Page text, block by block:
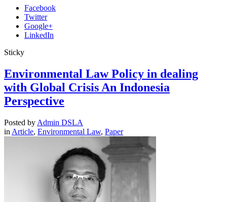
Facebook
Twitter
Google+
LinkedIn
Sticky
Environmental Law Policy in dealing
with Global Crisis An Indonesia
Perspective
Posted by Admin DSLA
in Article, Environmental Law, Paper